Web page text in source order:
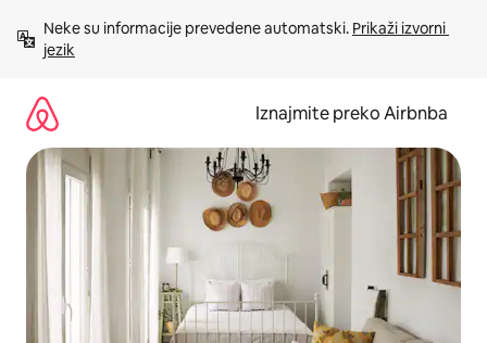
sadržaj
Neke su informacije prevedene automatski. Prikaži izvorni
jezik
Iznajmite preko Airbnba